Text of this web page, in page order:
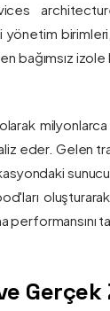
yönetim
bağımsız
eder. Gelen
sunucu
Gerçek